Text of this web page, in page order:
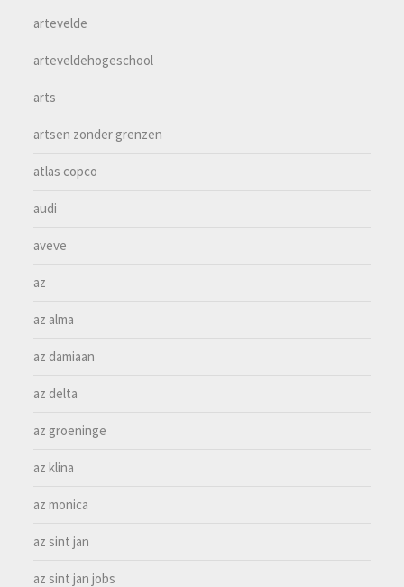
artevelde
arteveldehogeschool
arts
artsen zonder grenzen
atlas copco
audi
aveve
az
az alma
az damiaan
az delta
az groeninge
az klina
az monica
az sint jan
az sint jan jobs